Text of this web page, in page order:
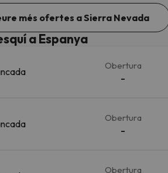
més ofertes a Sierra Nevada
a Espanya
Obertura
-
Obertura
-
Obertura